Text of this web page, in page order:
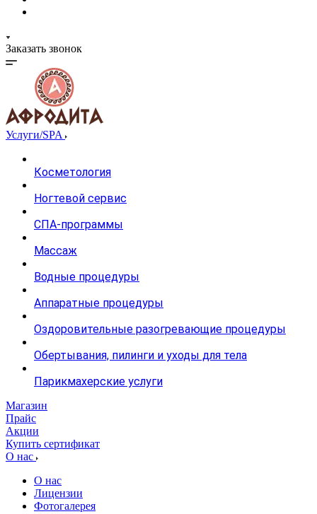
Заказать звонок
Услуги/SPA
Косметология
Ногтевой сервис
СПА-программы
Массаж
Водные процедуры
Аппаратные процедуры
Оздоровительные разогревающие процедуры
Обертывания, пилинги и уходы для тела
Парикмахерские услуги
Магазин
Прайс
Акции
Купить сертификат
О нас
О нас
Лицензии
Фотогалерея